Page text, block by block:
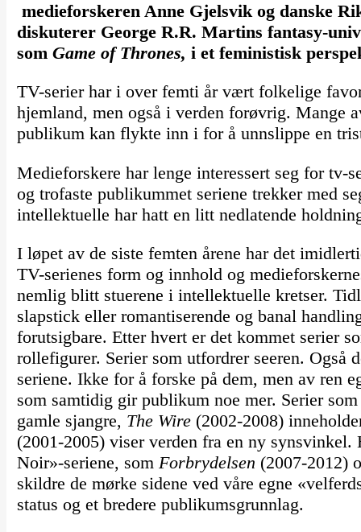
medieforskeren Anne Gjelsvik og danske
diskuterer George R.R. Martins fantasy-
som Game of Thrones, i et feministisk
TV-serier har i over femti år vært folkelige
hjemland, men også i verden forøvrig. Mange
publikum kan flykte inn i for å unnslippe en
Medieforskere har lenge interessert seg for tv-
og trofaste publikummet seriene trekker med
intellektuelle har hatt en litt nedlatende
I løpet av de siste femten årene har det
TV-serienes form og innhold og
nemlig blitt stuerene i intellektuelle kretser.
slapstick eller romantiserende og banal
forutsigbare. Etter hvert er det kommet serier
rollefigurer. Serier som utfordrer seeren. Også
seriene. Ikke for å forske på dem, men av ren
som samtidig gir publikum noe mer. Serier
gamle sjangre, The Wire(2002-2008)
(2001-2005) viser verden fra en ny
Noir»-seriene, som Forbrydelsen (2007-2012)
skildre de mørke sidene ved våre egne
status og et bredere publikumsgrunnlag.